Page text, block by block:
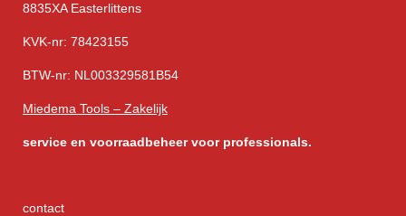
8835XA Easterlittens
KVK-nr: 78423155
BTW-nr: NL003329581B54
Miedema Tools – Zakelijk
service en voorraadbeheer voor professionals.
contact